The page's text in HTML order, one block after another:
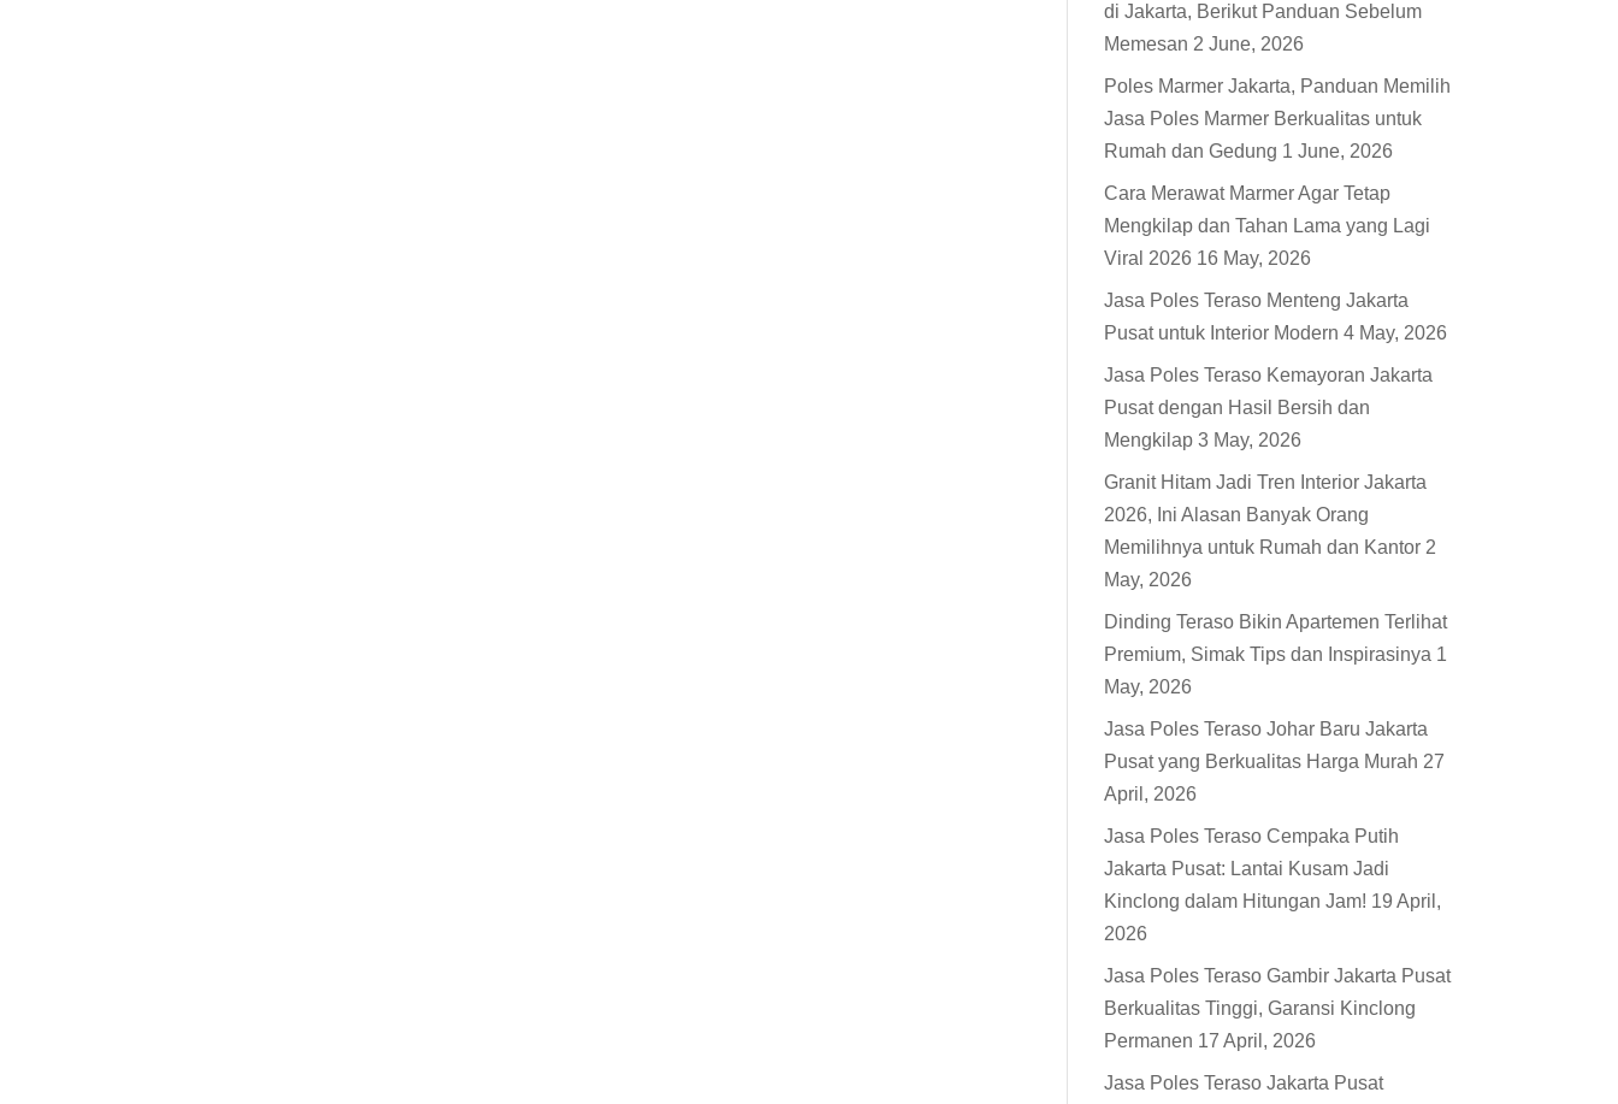
di Jakarta, Berikut Panduan Sebelum
Memesan 2 June, 2026
Poles Marmer Jakarta, Panduan Memilih
Jasa Poles Marmer Berkualitas untuk
Rumah dan Gedung 1 June, 2026
Cara Merawat Marmer Agar Tetap
Mengkilap dan Tahan Lama yang Lagi
Viral 2026 16 May, 2026
Jasa Poles Teraso Menteng Jakarta
Pusat untuk Interior Modern 4 May, 2026
Jasa Poles Teraso Kemayoran Jakarta
Pusat dengan Hasil Bersih dan
Mengkilap 3 May, 2026
Granit Hitam Jadi Tren Interior Jakarta
2026, Ini Alasan Banyak Orang
Memilihnya untuk Rumah dan Kantor 2
May, 2026
Dinding Teraso Bikin Apartemen Terlihat
Premium, Simak Tips dan Inspirasinya 1
May, 2026
Jasa Poles Teraso Johar Baru Jakarta
Pusat yang Berkualitas Harga Murah 27
April, 2026
Jasa Poles Teraso Cempaka Putih
Jakarta Pusat: Lantai Kusam Jadi
Kinclong dalam Hitungan Jam! 19 April,
2026
Jasa Poles Teraso Gambir Jakarta Pusat
Berkualitas Tinggi, Garansi Kinclong
Permanen 17 April, 2026
Jasa Poles Teraso Jakarta Pusat